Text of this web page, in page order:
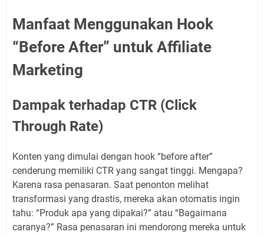
Manfaat Menggunakan Hook
“Before After” untuk Affiliate
Marketing
Dampak terhadap CTR (Click
Through Rate)
Konten yang dimulai dengan hook “before after”
cenderung memiliki CTR yang sangat tinggi. Mengapa?
Karena rasa penasaran. Saat penonton melihat
transformasi yang drastis, mereka akan otomatis ingin
tahu: “Produk apa yang dipakai?” atau “Bagaimana
caranya?” Rasa penasaran ini mendorong mereka untuk